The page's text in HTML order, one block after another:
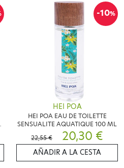
-10%
HEI POA
HEI POA EAU DE TOILETTE
SENSUALITE AQUATIQUE 100 ML
22,55 €
20,30 €
AÑADIR A LA CESTA